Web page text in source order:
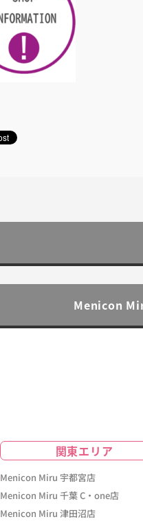
Menicon
関東エリア
Menicon Miru 宇都宮店
Menicon Miru 千葉 C・one店
Menicon Miru 津田沼店